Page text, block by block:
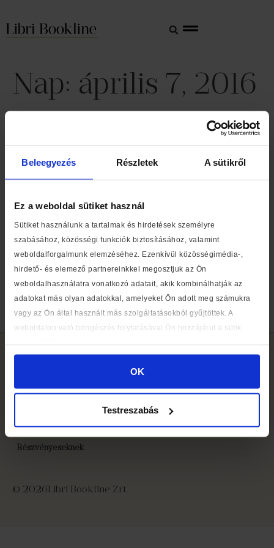
Beleegyezés Részletek A sütikről
Ez a weboldal sütiket használ
Sütiket használunk a tartalmak és hirdetések személyre
szabásához, közösségi funkciók biztosításához, valamint
weboldalforgalmunk elemzéséhez. Ezenkívül közösségimédia-,
hirdető- és elemező partnereinkkel megosztjuk az Ön
weboldalhasználatra vonatkozó adatait, akik kombinálhatják az
adatokat más olyan adatokkal, amelyeket Ön adott meg számukra
vagy az Ön által használt más szolgáltatásokból gyűjtöttek. A
weboldalon való böngészés folytatásával Ön hozzájárul a sütik
OK
Testreszabás
Nap: április 7, 2016
sikerlistán első a legújabb
Bookline Top50 március
Londonban is bemutatják
Gárdos Péter Hajnali láz
című kötetét
Részvényeseknek
© 2026Libri Bookline Zrt.